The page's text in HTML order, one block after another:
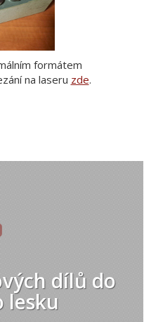
formátem
na laseru zde.
dílů do
lesku